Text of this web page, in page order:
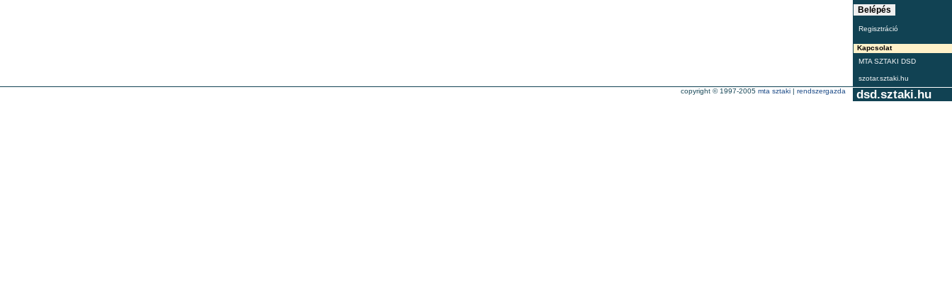
Regisztráció
Kapcsolat
MTA SZTAKI DSD
szotar.sztaki.hu
dsd.sztaki.hu
copyright © 1997-2005 mta sztaki | rendszergazda